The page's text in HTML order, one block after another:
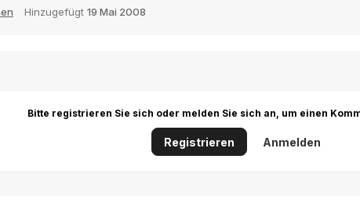
Hinzugefügt 19 Mai 2008
Bitte registrieren Sie sich oder melden Sie sich an, um einen
Registrieren Anmelden